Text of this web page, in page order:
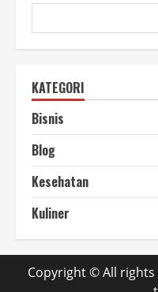
KATEGORI
Bisnis
Blog
Kesehatan
Kuliner
Copyright © All rights